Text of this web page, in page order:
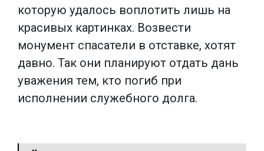
которую удалось воплотить лишь на
красивых картинках. Возвести
монумент спасатели в отставке, хотят
давно. Так они планируют отдать дань
уважения тем, кто погиб при
исполнении служебного долга.